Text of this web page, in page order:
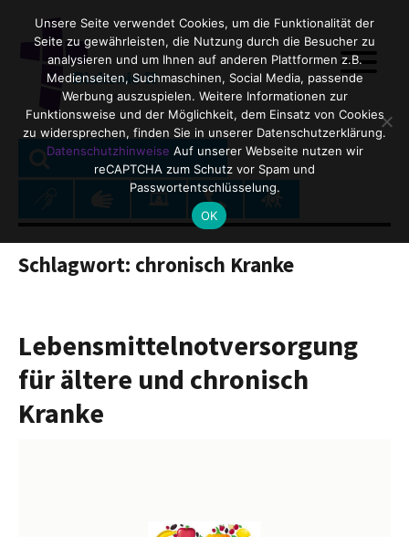
Search
for:
SEARCH
Schlagwort: chronisch Kranke
Lebensmittelnotversorgung
für ältere und chronisch
Kranke
Unsere Seite verwendet Cookies, um die Funktionalität der
Seite zu gewährleisten, die Nutzung durch die Besucher zu
analysieren und um Ihnen auf anderen Plattformen z.B.
Medienseiten, Suchmaschinen, Social Media, passende
Werbung auszuspielen. Weitere Informationen zur
Funktionsweise und der Möglichkeit, dem Einsatz von Cookies
zu widersprechen, finden Sie in unserer Datenschutzerklärung.
Datenschutzhinweise Auf unserer Webseite nutzen wir
reCAPTCHA zum Schutz vor Spam und
Passwortentschlüsselung.
OK